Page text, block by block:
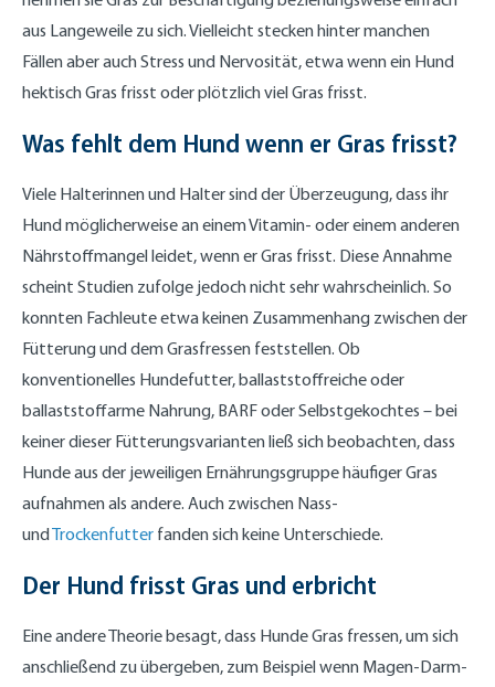
aus Langeweile zu sich. Vielleicht stecken hinter manchen
Fällen aber auch Stress und Nervosität, etwa wenn ein Hund
hektisch Gras frisst oder plötzlich viel Gras frisst.
Was fehlt dem Hund wenn er Gras frisst?
Viele Halterinnen und Halter sind der Überzeugung, dass ihr
Hund möglicherweise an einem Vitamin- oder einem anderen
Nährstoffmangel leidet, wenn er Gras frisst. Diese Annahme
scheint Studien zufolge jedoch nicht sehr wahrscheinlich. So
konnten Fachleute etwa keinen Zusammenhang zwischen der
Fütterung und dem Grasfressen feststellen. Ob
konventionelles Hundefutter, ballaststoffreiche oder
ballaststoffarme Nahrung, BARF oder Selbstgekochtes – bei
keiner dieser Fütterungsvarianten ließ sich beobachten, dass
Hunde aus der jeweiligen Ernährungsgruppe häufiger Gras
aufnahmen als andere. Auch zwischen Nass-
undTrockenfutter fanden sich keine Unterschiede.
Der Hund frisst Gras und erbricht
Eine andere Theorie besagt, dass Hunde Gras fressen, um sich
anschließend zu übergeben, zum Beispiel wenn Magen-Darm-